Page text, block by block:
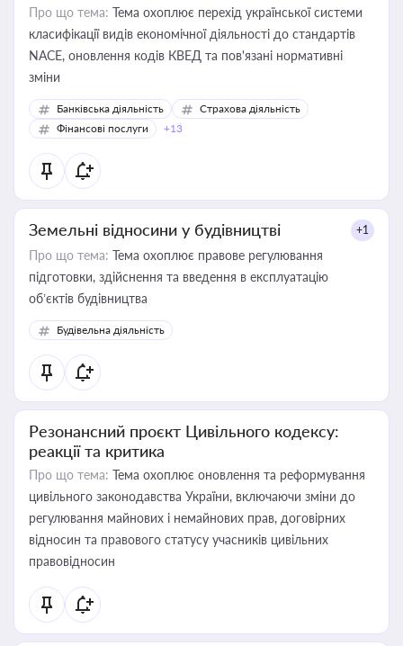
Про що тема: Тема охоплює перехід української системи
класифікації видів економічної діяльності до стандартів
NACE, оновлення кодів КВЕД та пов'язані нормативні
зміни
Банківська діяльність
Страхова діяльність
Фінансові послуги
+13
Земельні відносини у будівництві +1
Про що тема: Тема охоплює правове регулювання
підготовки, здійснення та введення в експлуатацію
об’єктів будівництва
Будівельна діяльність
Резонансний проєкт Цивільного кодексу:
реакції та критика
Про що тема: Тема охоплює оновлення та реформування
цивільного законодавства України, включаючи зміни до
регулювання майнових і немайнових прав, договірних
відносин та правового статусу учасників цивільних
правовідносин